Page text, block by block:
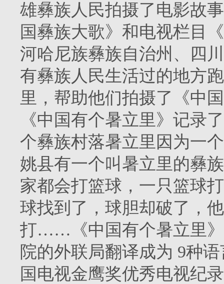
雄彝族人民拍摄了电影故
国彝族大歌》和电视栏目
河哈尼族彝族自治州、四
有彝族人民生活过的地方
里，帮助他们拍摄了《中
《中国有个暑立里》记录
个彝族村落暑立里因为一
姚县有一个叫暑立里的彝
家都会打篮球，一只篮球
球找到了，球胆却破了，
打……《中国有个暑立里》
院的外联局翻译成为 9种
国电视金鹰奖优秀电视纪